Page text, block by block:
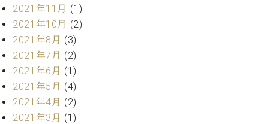
ブ
ロ
グ
ク
セ
ス
お
問
2021年11月 (1)
2021年10月 (2)
2021年8月 (3)
2021年7月 (2)
2021年6月 (1)
2021年5月 (4)
2021年4月 (2)
2021年3月 (1)